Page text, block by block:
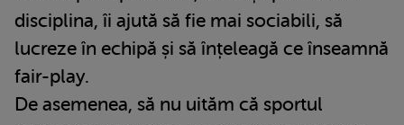
disciplina, îi ajută să fie mai sociabili, să
lucreze în echipă și să înțeleagă ce înseamnă
fair-play.
De asemenea, să nu uităm că sportul